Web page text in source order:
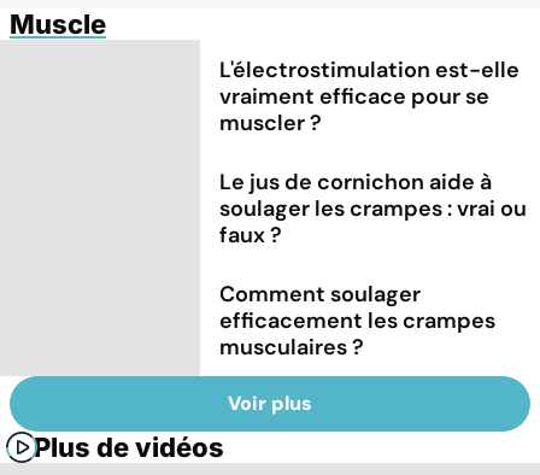
Muscle
L'électrostimulation est-elle
vraiment efficace pour se
muscler ?
Le jus de cornichon aide à
soulager les crampes : vrai ou
faux ?
Comment soulager
efficacement les crampes
musculaires ?
Voir plus
Plus de vidéos